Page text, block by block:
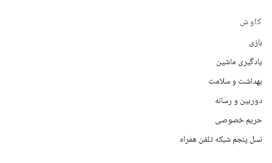
کاوش
بازی
یادگیری ماشین
بهداشت و سلامت
دوربین و رسانه
حریم خصوصی
نسل پنجم شبکه تلفن همراه